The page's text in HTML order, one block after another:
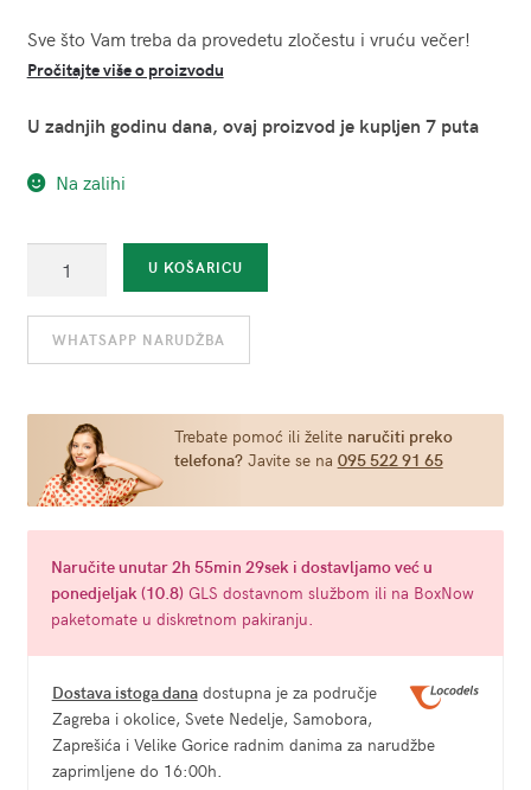
Sve što Vam treba da provedetu zločestu i vruću večer!
Pročitajte više o proizvodu
U zadnjih godinu dana, ovaj proizvod je kupljen 7 puta
Na zalihi
za
početnike
Ouch!
količina
U KOŠARICU
WHATSAPP NARUDŽBA
Trebate pomoć ili želite naručiti preko
telefona?Javite se na 095 522 91 65
Naručiteunutar 2h 55min 28seki dostavljamo već u
ponedjeljak (10.8) GLS dostavnom službom ili na BoxNow
paketomate u diskretnom pakiranju.
Dostava istoga danadostupna je za područje
Zagreba i okolice, Svete Nedelje, Samobora,
Zaprešića i Velike Gorice radnim danima za narudžbe
zaprimljene do 16:00h.